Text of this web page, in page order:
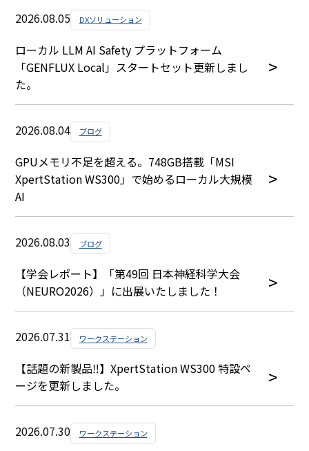
2026.08.05 DXソリューション
ローカル LLM AI Safety プラットフォーム
「GENFLUX Local」スタートセット更新しまし
た。
2026.08.04 ブログ
GPUメモリ不足を超える。748GB搭載「MSI
XpertStation WS300」で始めるローカル大規模
AI
2026.08.03 ブログ
【学会レポート】「第49回 日本神経科学大会
（NEURO2026）」に出展いたしました！
2026.07.31 ワークステーション
【話題の新製品‼】XpertStation WS300 特設ペ
ージを更新しました。
2026.07.30 ワークステーション